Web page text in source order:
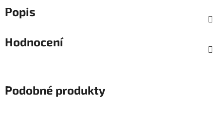
Popis
Hodnocení
Podobné produkty